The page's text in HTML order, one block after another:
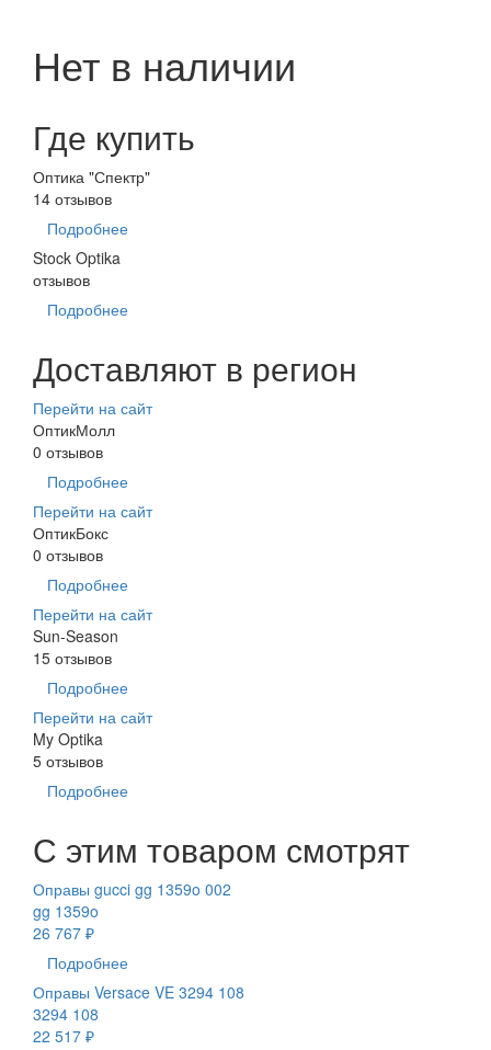
Нет в наличии
Где купить
Оптика "Спектр"
14 отзывов
Подробнее
Stock Optika
отзывов
Подробнее
Доставляют в регион
Перейти на сайт
ОптикМолл
0 отзывов
Подробнее
Перейти на сайт
ОптикБокс
0 отзывов
Подробнее
Перейти на сайт
Sun-Season
15 отзывов
Подробнее
Перейти на сайт
My Optika
5 отзывов
Подробнее
С этим товаром смотрят
Оправы gucci gg 1359o 002
gg 1359o
26 767 ₽
Подробнее
Оправы Versace VE 3294 108
3294 108
22 517 ₽